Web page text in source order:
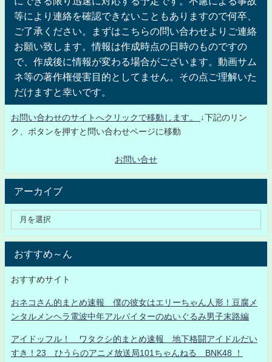
等により連絡を確認できないこともありますので何卒、
ご了承ください。まずはこちらの問い合わせよりご連絡
お願い致します。情報は作成時点の日時のものですの
で、作成後に情報が変わる場合がございます。動画サム
ネ等の著作権侵害目的としてません。その点ご理解いた
だけますと幸いです。
お問い合わせのサイトへクリックで移動します。
↓下記のリン
ク、ボタンを押すと問い合わせページに移動
お問い合せ
アーカイブ
おすすめ～ん
おすすめサイト
おネコさん的まとめ速報 僕の彼女はエリーちゃん人形！豆腐メ
ンタルメンヘラ電波中年アルバイターのぬいぐるみ男子末路編
アイドッフル！ ワタクシ的まとめ速報 地下格闘アイドルだい
すき！23 ひうらのアニメ放送局101ちゃんねる BNK48 ！